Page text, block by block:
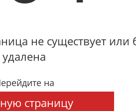
не существует или
удалена
на
страницу